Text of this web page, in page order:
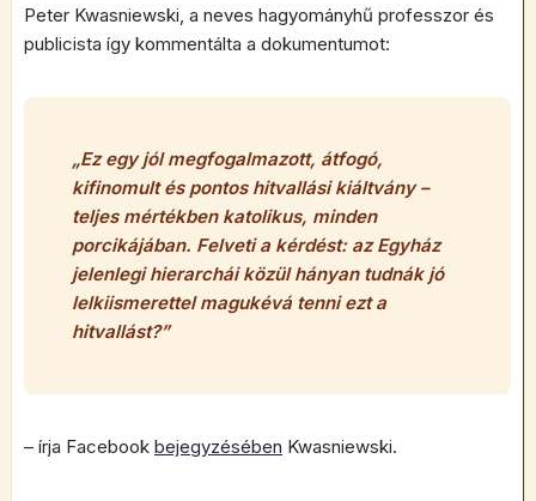
Peter Kwasniewski, a neves hagyományhű professzor és
publicista így kommentálta a dokumentumot:
„Ez egy jól megfogalmazott, átfogó,
kifinomult és pontos hitvallási kiáltvány –
teljes mértékben katolikus, minden
porcikájában. Felveti a kérdést: az Egyház
jelenlegi hierarchái közül hányan tudnák jó
lelkiismerettel magukévá tenni ezt a
hitvallást?”
– írja Facebook bejegyzésében Kwasniewski.